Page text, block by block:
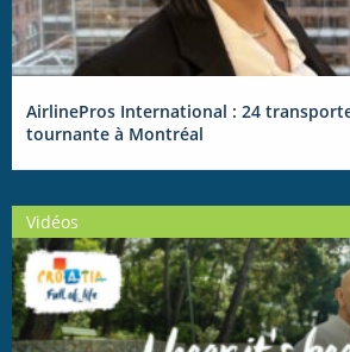
AirlinePros International : 24
tournante à Montréal
Vidéos